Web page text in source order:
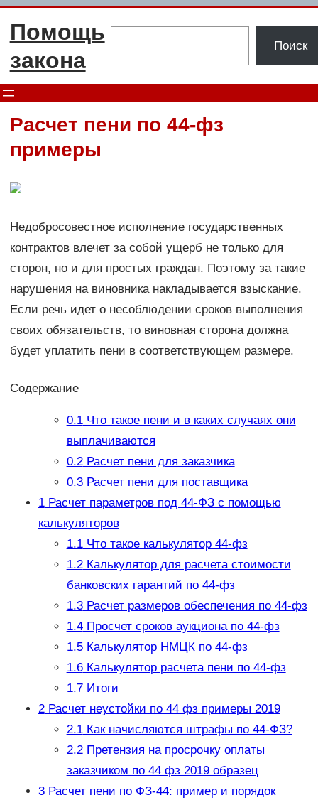
Перейти
Помощь
закона
Поиск
Расчет пени по 44-фз
примеры
Недобросовестное исполнение государственных
контрактов влечет за собой ущерб не только для
сторон, но и для простых граждан. Поэтому за такие
нарушения на виновника накладывается взыскание.
Если речь идет о несоблюдении сроков выполнения
своих обязательств, то виновная сторона должна
будет уплатить пени в соответствующем размере.
Содержание
0.1Что такое пени и в каких случаях они
выплачиваются
0.2Расчет пени для заказчика
0.3Расчет пени для поставщика
1Расчет параметров под 44-ФЗ с помощью
калькуляторов
1.1Что такое калькулятор 44-фз
1.2Калькулятор для расчета стоимости
банковских гарантий по 44-фз
1.3Расчет размеров обеспечения по 44-фз
1.4Просчет сроков аукциона по 44-фз
1.5Калькулятор НМЦК по 44-фз
1.6Калькулятор расчета пени по 44-фз
1.7Итоги
2Расчет неустойки по 44 фз примеры 2019
2.1Как начисляются штрафы по 44-ФЗ?
2.2Претензия на просрочку оплаты
заказчиком по 44 фз 2019 образец
3Расчет пени по ФЗ-44: пример и порядок